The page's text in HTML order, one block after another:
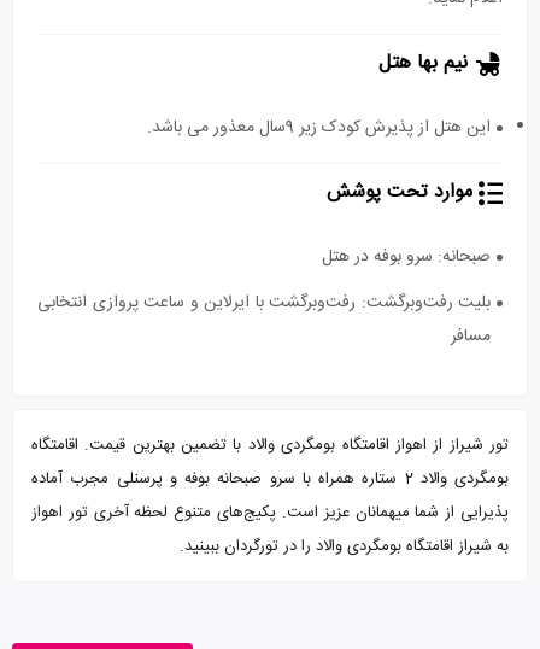
نیم بها هتل
این هتل از پذیرش کودک زیر 9سال معذور می باشد.
موارد تحت پوشش
صبحانه: سرو بوفه در هتل
بلیت رفت‌و‌برگشت: رفت‌و‌برگشت با ایرلاین و ساعت پروازی انتخابی
مسافر
تور شیراز از اهواز اقامتگاه بومگردی والاد با تضمین بهترین قیمت. اقامتگاه
بومگردی والاد 2 ستاره همراه با سرو صبحانه بوفه و پرسنلی مجرب آماده
پذیرایی از شما میهمانان عزیز است. پکیج‌های متنوع لحظه آخری تور اهواز
به شیراز اقامتگاه بومگردی والاد را در تورگردان ببینید.